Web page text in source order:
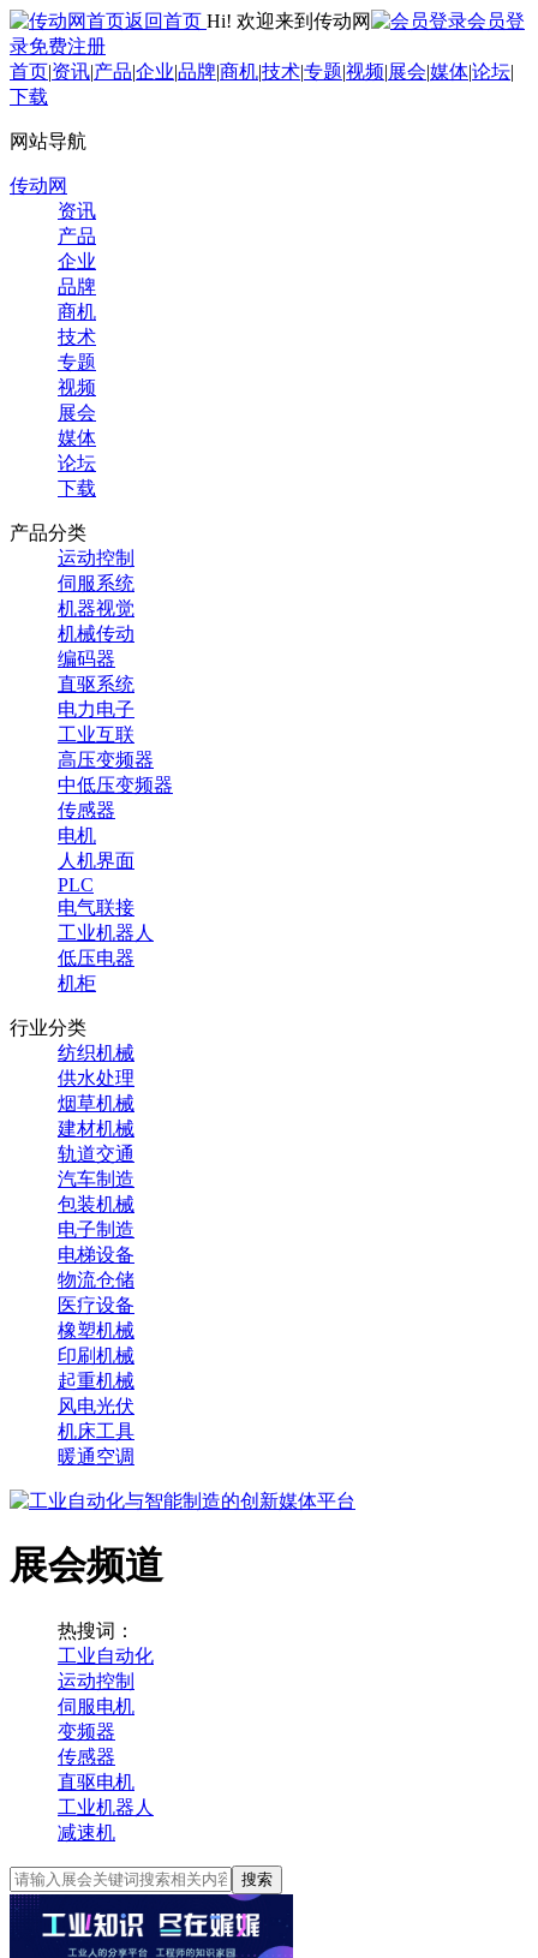
返回首页 Hi! 欢迎来到传动网
会员登
录免费注册
首页|资讯|产品|企业|品牌|商机|技术|专题|视频|展会|媒体|论坛|
下载
网站导航
传动网
资讯
产品
企业
品牌
商机
技术
专题
视频
展会
媒体
论坛
下载
产品分类
运动控制
伺服系统
机器视觉
机械传动
编码器
直驱系统
电力电子
工业互联
高压变频器
中低压变频器
传感器
电机
人机界面
PLC
电气联接
工业机器人
低压电器
机柜
行业分类
纺织机械
供水处理
烟草机械
建材机械
轨道交通
汽车制造
包装机械
电子制造
电梯设备
物流仓储
医疗设备
橡塑机械
印刷机械
起重机械
风电光伏
机床工具
暖通空调
展会频道
热搜词：
工业自动化
运动控制
伺服电机
变频器
传感器
直驱电机
工业机器人
减速机
搜索